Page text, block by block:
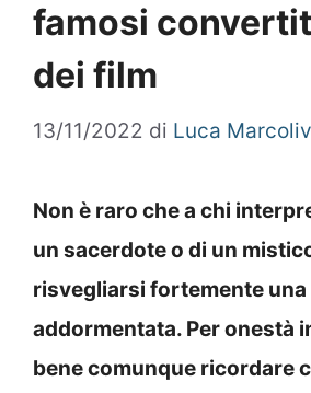
famosi
dei film
13/11/2022 di Luca
Non è raro che a chi
un sacerdote o di un
risvegliarsi fortemente
addormentata. Per onestà
bene comunque ricordare